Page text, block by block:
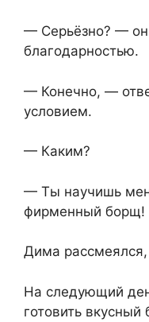
— Серьёзно? — он
благодарностью.
— Конечно, —
условием.
— Каким?
— Ты научишь
фирменный борщ!
Дима
На следующий
готовить